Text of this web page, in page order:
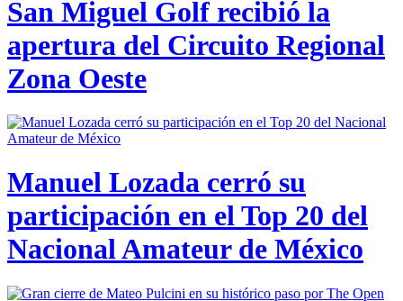
San Miguel Golf recibió la
apertura del Circuito Regional
Zona Oeste
Manuel Lozada cerró su
participación en el Top 20 del
Nacional Amateur de México